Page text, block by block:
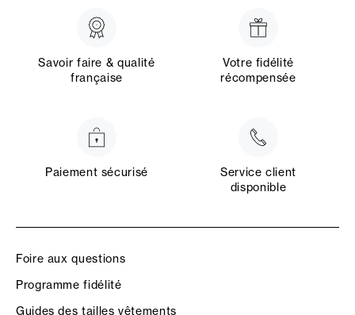
Savoir faire & qualité
française
Votre fidélité
récompensée
Paiement sécurisé
Service client
disponible
Foire aux questions
Programme fidélité
Guides des tailles vêtements